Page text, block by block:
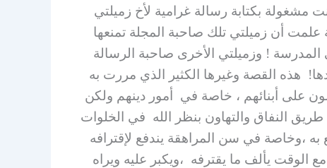
مشغولة بكتابة رسالة غرامية لأخ زميلتي
أن زميلتي تلك صاحبة المجلة تمنعها
المدرسة ! وزميلتي الأخرى صاحبة الرسالة
هذه القصة وغيرها الكثير الذي مررت به
على أبنائهم ، خاصة في أمور دينهم ولكن
النفاق والتهاون بنظر الله في الخلوات
،وخاصة في سن المراهقة يندفع لإقترافه
يألف ما يقترفه ،ويكبر عليه ويراه